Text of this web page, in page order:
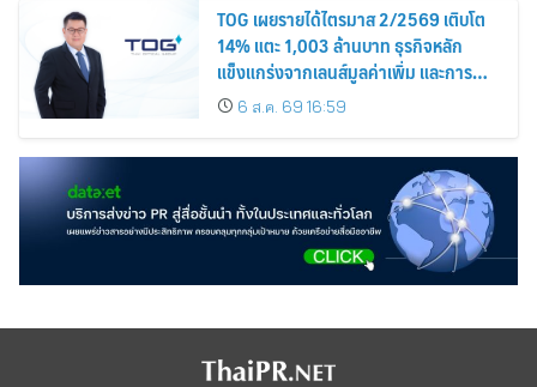
TOG เผยรายได้ไตรมาส 2/2569 เติบโต
14% แตะ 1,003 ล้านบาท ธุรกิจหลัก
แข็งแกร่งจากเลนส์มูลค่าเพิ่ม และการ
ขยายตลาดต่างประเทศ พร้อมเดินหน้า
ลงทุนเพื่อการเติบโตระยะยาว
6 ส.ค. 69 16:59